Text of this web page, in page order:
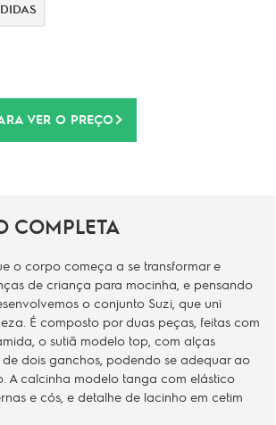
VER O PREÇO
COMPLETA
o corpo começa a se transformar e
de criança para mocinha, e pensando
o conjunto Suzi, que uni
É composto por duas peças, feitas com
o sutiã modelo top, com alças
de dois ganchos, podendo se adequar ao
A calcinha modelo tanga com elástico
e cós, e detalhe de lacinho em cetim